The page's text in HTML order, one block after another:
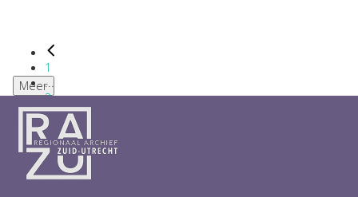
1
...
2
3
4
5
6
...
Meer